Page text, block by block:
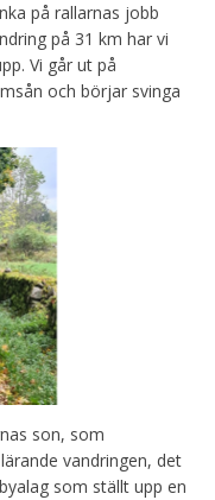
på rallarnas jobb
på 31 km har vi
Vi går ut på
och börjar svinga
son, som
vandringen, det
som ställt upp en